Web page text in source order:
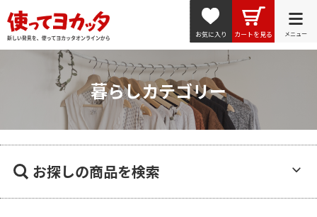
お気に入り カートを見る メニュー
暮らしカテゴリー
お探しの商品を検索